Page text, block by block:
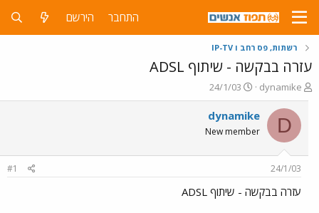
התחבר הירשם
רשתות, פס רחב ו IP-TV
עזרה בבקשה - שיתוף ADSL
פ
ו
ת
ח
ה
ש
א
dynamike
פ
ו
ר
ם
24/1/03
D
dynamike
New member
24/1/03
#1
עזרה בבקשה - שיתוף ADSL